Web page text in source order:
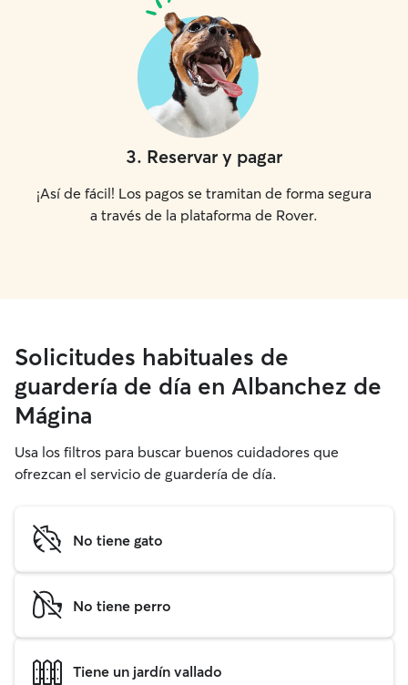
3. Reservar y pagar
¡Así de fácil! Los pagos se tramitan de forma segura
a través de la plataforma de Rover.
Solicitudes habituales de
guardería de día en Albanchez de
Mágina
Usa los filtros para buscar buenos cuidadores que
ofrezcan el servicio de guardería de día.
No tiene gato
No tiene perro
Tiene un jardín vallado